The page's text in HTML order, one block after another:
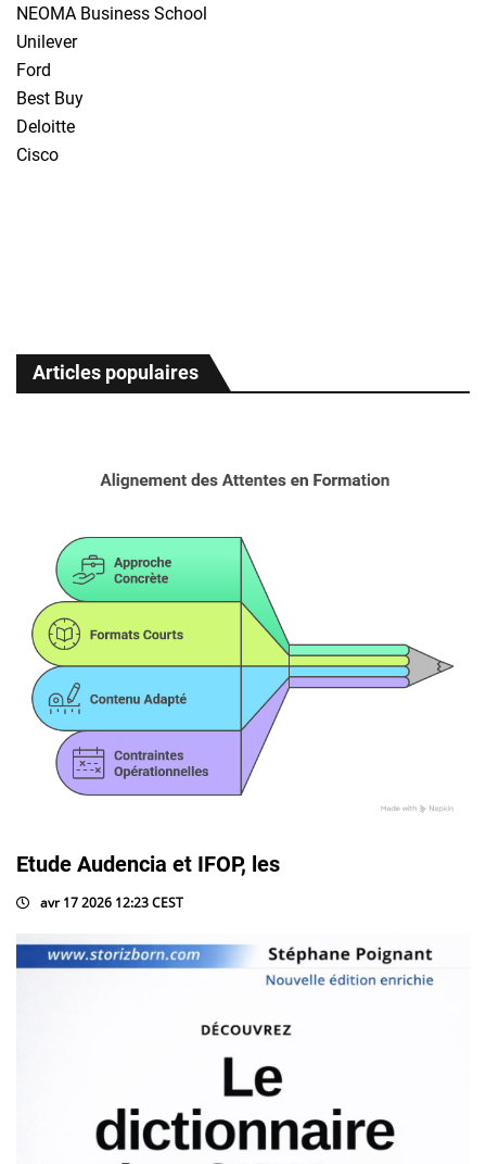
NEOMA Business School
Unilever
Ford
Best Buy
Deloitte
Cisco
Articles populaires
Etude Audencia et IFOP, les
avr 17 2026 12:23 CEST